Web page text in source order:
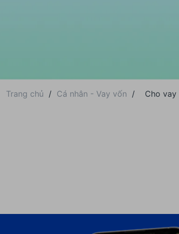
Trang chủ / Cá nhân - Vay vốn / Cho vay